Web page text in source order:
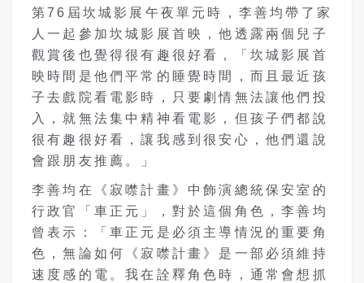
第76屆坎城影展午夜單元時，李善均帶了家
人一起參加坎城影展首映，他透露兩個兒子
觀賞後也覺得很有趣很好看，「坎城影展首
映時間是他們平常的睡覺時間，而且最近孩
子去戲院看電影時，只要劇情無法讓他們投
入，就無法集中精神看電影，但孩子們都說
很有趣很好看，讓我感到很安心，他們還說
會跟朋友推薦。」
李善均在《寂噤計畫》中飾演總統保安室的
行政官「車正元」，對於這個角色，李善均
曾表示：「車正元是必須主導情況的重要角
色，無論如何《寂噤計畫》是一部必須維持
速度感的電。我在詮釋角色時，通常會想抓